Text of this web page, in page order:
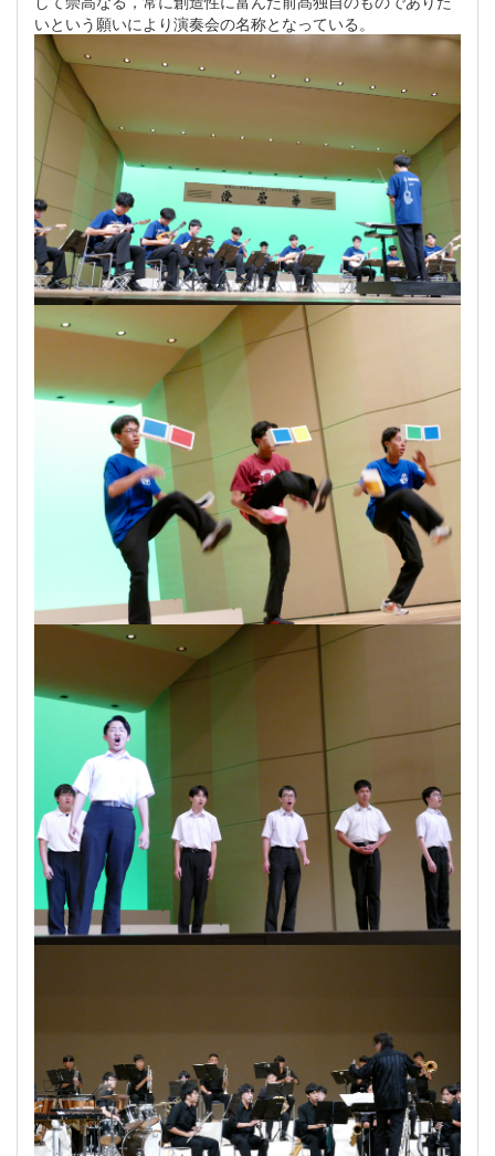
いという願いにより演奏会の名称となっている。